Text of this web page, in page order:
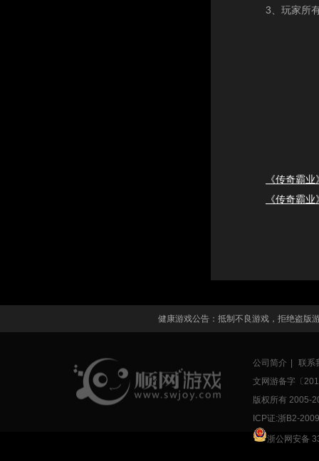
3、玩家所
《传奇霸
《传奇霸
健康游戏公告：抵制不良游戏，拒绝盗版
公司简介
联系
文网游备字〔
版权所有 2005-
ICP证:浙B2-
浙公网安备